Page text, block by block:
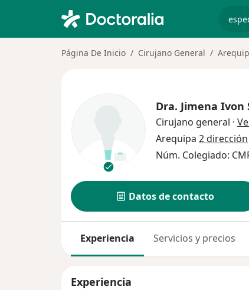
Página De Inicio Cirujano General
Dra. Jimena Ivon
Cirujano general ·
Arequipa 2 dirección
Núm. Colegiado:
Datos de contacto
Experiencia Servicios y precios
Experiencia